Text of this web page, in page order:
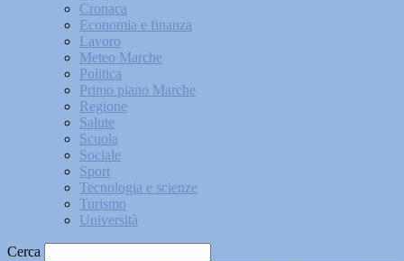
Cronaca
Economia e finanza
Lavoro
Meteo Marche
Politica
Primo piano Marche
Regione
Salute
Scuola
Sociale
Sport
Tecnologia e scienze
Turismo
Università
Cerca